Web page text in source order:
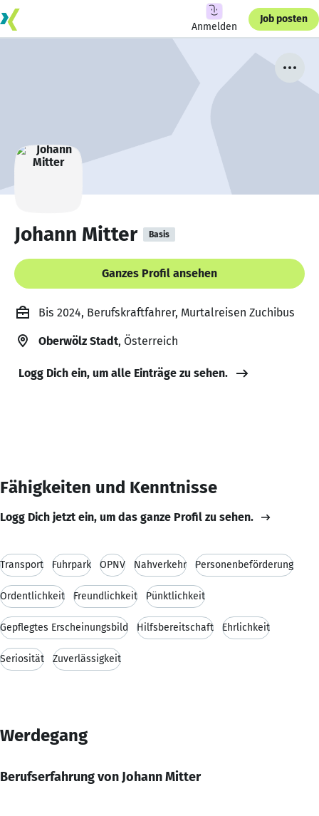
Anmelden
Job posten
Johann Mitter Basis
Ganzes Profil ansehen
Bis 2024, Berufskraftfahrer, Murtalreisen Zuchibus
Oberwölz Stadt, Österreich
Logg Dich ein, um alle Einträge zu sehen.
Fähigkeiten und Kenntnisse
Logg Dich jetzt ein, um das ganze Profil zu sehen.
Transport Fuhrpark ÖPNV Nahverkehr Personenbeförderung
Ordentlichkeit Freundlichkeit Pünktlichkeit
Gepflegtes Erscheinungsbild Hilfsbereitschaft Ehrlichkeit
Seriosität Zuverlässigkeit
Werdegang
Berufserfahrung von Johann Mitter